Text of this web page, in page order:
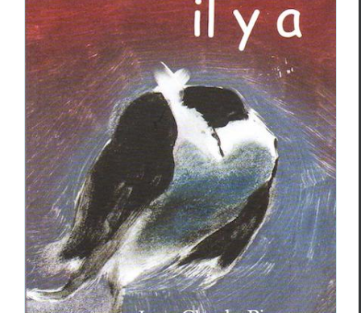
Jean-Claude Pirotte et Didier Cros, les
livres bilingues pour la jeunesse : Maya
Angelou, Carson McCullers
Carson McCullers Jean-Claude Pirotte Maya Angelou